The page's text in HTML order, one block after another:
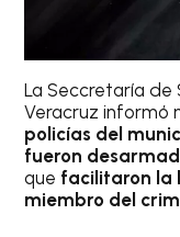
La Seccretaría de
Veracruz informó
policías del
fueron
que facilitaron la
miembro del